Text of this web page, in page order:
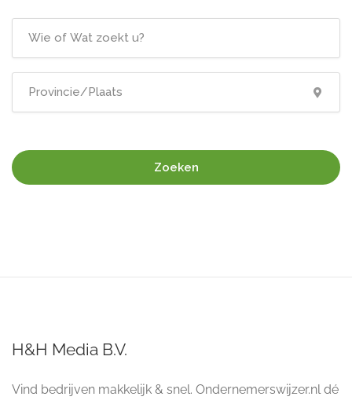
Zoeken
H&H Media B.V.
Vind bedrijven makkelijk & snel. Ondernemerswijzer.nl dé